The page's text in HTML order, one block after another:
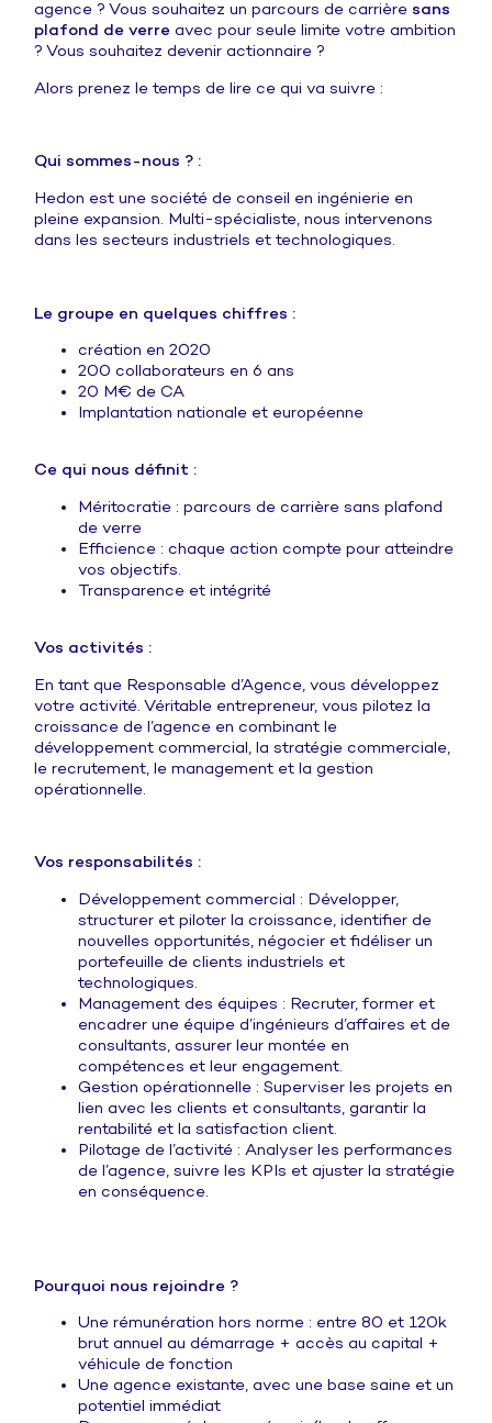
agence ? Vous souhaitez un parcours de carrièresans
plafond de verre avec pour seule limite votre ambition
? Vous souhaitez devenir actionnaire ?
Alors prenez le temps de lire ce qui va suivre :
Qui sommes-nous ? :
Hedon est une société de conseil en ingénierie en
pleine expansion. Multi-spécialiste, nous intervenons
dans les secteurs industriels et technologiques.
Le groupe en quelques chiffres :
création en 2020
200 collaborateurs en 6 ans
20 M€ de CA
Implantation nationale et européenne
Ce qui nous définit :
Méritocratie : parcours de carrière sans plafond
de verre
Efficience : chaque action compte pour atteindre
vos objectifs.
Transparence et intégrité
Vos activités :
En tant que Responsable d’Agence, vous développez
votre activité. Véritable entrepreneur, vous pilotez la
croissance de l’agence en combinant le
développement commercial, la stratégie commerciale,
le recrutement, le management et la gestion
opérationnelle.
Vos responsabilités :
Développement commercial : Développer,
structurer et piloter la croissance, identifier de
nouvelles opportunités, négocier et fidéliser un
portefeuille de clients industriels et
technologiques.
Management des équipes : Recruter, former et
encadrer une équipe d’ingénieurs d’affaires et de
consultants, assurer leur montée en
compétences et leur engagement.
Gestion opérationnelle : Superviser les projets en
lien avec les clients et consultants, garantir la
rentabilité et la satisfaction client.
Pilotage de l’activité : Analyser les performances
de l’agence, suivre les KPIs et ajuster la stratégie
en conséquence.
Pourquoi nous rejoindre ?
Une rémunération hors norme : entre 80 et 120k
brut annuel au démarrage + accès au capital +
véhicule de fonction
Une agence existante, avec une base saine et un
potentiel immédiat